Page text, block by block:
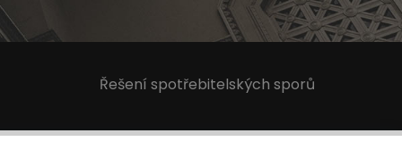
Řešení spotřebitelských sporů